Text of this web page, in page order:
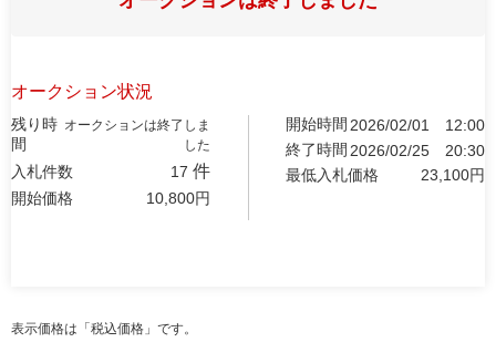
オークション状況
残り時
間
オークションは終了しま
した
入札件数 17 件
開始価格 10,800円
開始時間 2026/02/01
12:00
終了時間 2026/02/25
20:30
最低入札価格
23,100円
表示価格は「税込価格」です。